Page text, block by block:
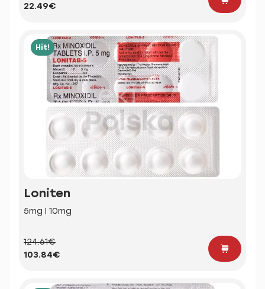
22.49€
Hit!
Loniten
5mg | 10mg
124.61€
103.84€